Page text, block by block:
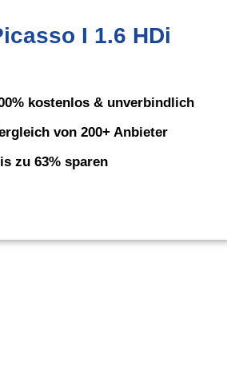
I 1.6 HDi
kostenlos & unverbindlich
von 200+ Anbieter
zu 63% sparen